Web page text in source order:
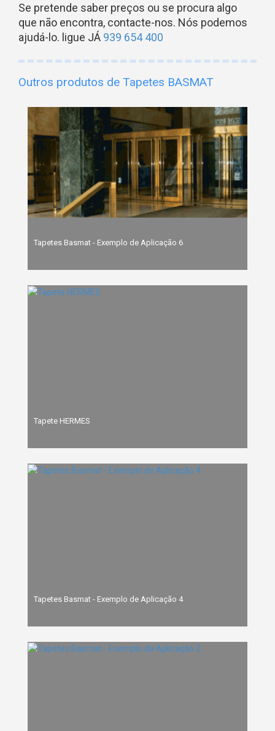
Se pretende saber preços ou se procura algo
que não encontra, contacte-nos. Nós podemos
ajudá-lo. ligue JÁ 939 654 400
Outros produtos de Tapetes BASMAT
Tapetes Basmat - Exemplo de Aplicação 6
Tapete HERMES
Tapetes Basmat - Exemplo de Aplicação 4